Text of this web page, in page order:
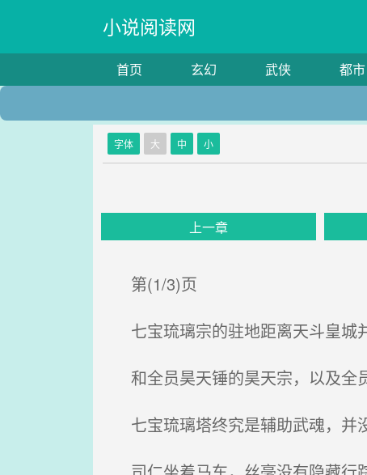
小说阅读网
首页 玄幻 武侠 都市
字体 大 中 小
上一章
第(1/3)页
七宝琉璃宗的驻地距离天斗皇城
和全员昊天锤的昊天宗，以及全
七宝琉璃塔终究是辅助武魂，并